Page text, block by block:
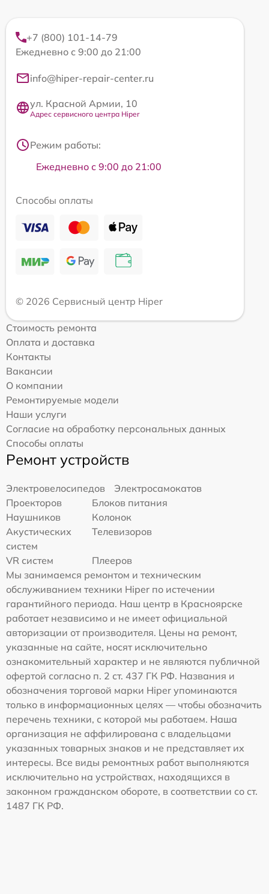
+7 (800) 101-14-79
Ежедневно с 9:00 до 21:00
info@hiper-repair-center.ru
ул. Красной Армии, 10
Адрес сервисного центра Hiper
Режим работы:
Ежедневно с 9:00 до 21:00
Способы оплаты
© 2026 Сервисный центр Hiper
Стоимость ремонта
Оплата и доставка
Контакты
Вакансии
О компании
Ремонтируемые модели
Наши услуги
Согласие на обработку персональных данных
Способы оплаты
Ремонт устройств
Электровелосипедов
Электросамокатов
Проекторов
Блоков питания
Наушников
Колонок
Акустических
систем
Телевизоров
VR систем
Плееров
Мы занимаемся ремонтом и техническим
обслуживанием техники Hiper по истечении
гарантийного периода. Наш центр в Красноярске
работает независимо и не имеет официальной
авторизации от производителя. Цены на ремонт,
указанные на сайте, носят исключительно
ознакомительный характер и не являются публичной
офертой согласно п. 2 ст. 437 ГК РФ. Названия и
обозначения торговой марки Hiper упоминаются
только в информационных целях — чтобы обозначить
перечень техники, с которой мы работаем. Наша
организация не аффилирована с владельцами
указанных товарных знаков и не представляет их
интересы. Все виды ремонтных работ выполняются
исключительно на устройствах, находящихся в
законном гражданском обороте, в соответствии со ст.
1487 ГК РФ.